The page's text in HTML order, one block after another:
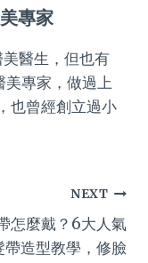
專家
醫生，但也有
美專家，做過上
也曾經創立過小
NEXT
怎麼戴？6大人氣
帶造型教學，修臉